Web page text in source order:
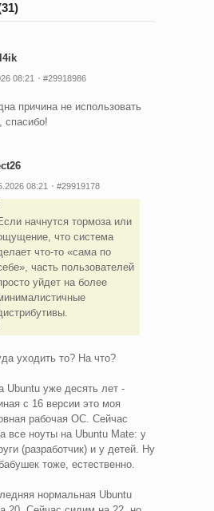
08:21 #29918986
причина не использовать
спасибо!
08:21 #29919178
начнутся тормоза или
что система
что-то «сама по
часть пользователей
уйдет на более
уходить то? На что?
Ubuntu уже десять лет -
с 16 версии это моя
рабочая ОС. Сейчас
все ноуты на Ubuntu Mаte: у
(разработчик) и у детей. Ну
тоже, естественно.
нормальная Ubuntu